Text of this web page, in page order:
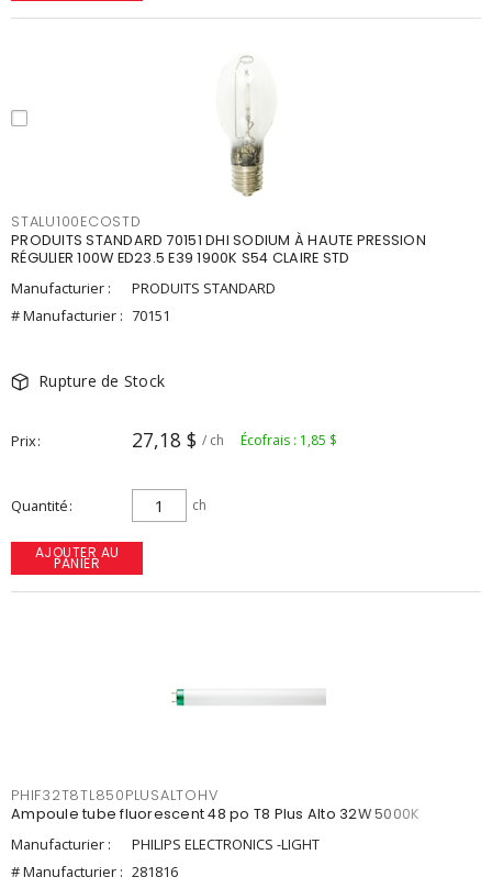
STALU100ECOSTD
PRODUITS STANDARD 70151 DHI SODIUM À HAUTE PRESSION
RÉGULIER 100W ED23.5 E39 1900K S54 CLAIRE STD
Manufacturier :
PRODUITS STANDARD
# Manufacturier : 70151
Rupture de Stock
Prix 27,18 $ / ch Écofrais : 1,85 $
Quantité ch
AJOUTER AU
PANIER
PHIF32T8TL850PLUSALTOHV
Ampoule tube fluorescent 48 po T8 Plus Alto 32W 5000K
Manufacturier :
PHILIPS ELECTRONICS -LIGHT
# Manufacturier : 281816